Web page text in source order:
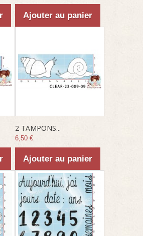
Ajouter au panier
2 TAMPONS...
6,50 €
Ajouter au panier